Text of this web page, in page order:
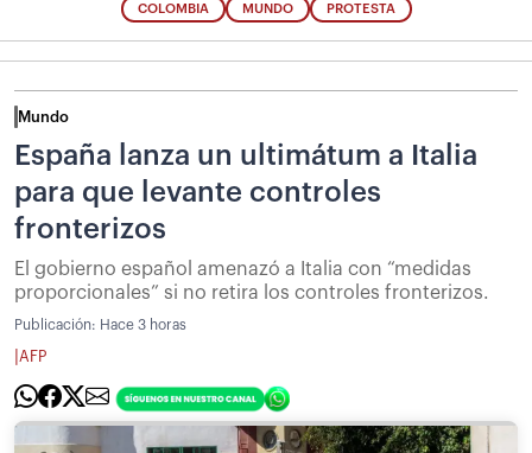
COLOMBIA MUNDO PROTESTA
Mundo
España lanza un ultimátum a Italia
para que levante controles
fronterizos
El gobierno español amenazó a Italia con “medidas
proporcionales” si no retira los controles fronterizos.
Publicación: Hace 3 horas
AFP